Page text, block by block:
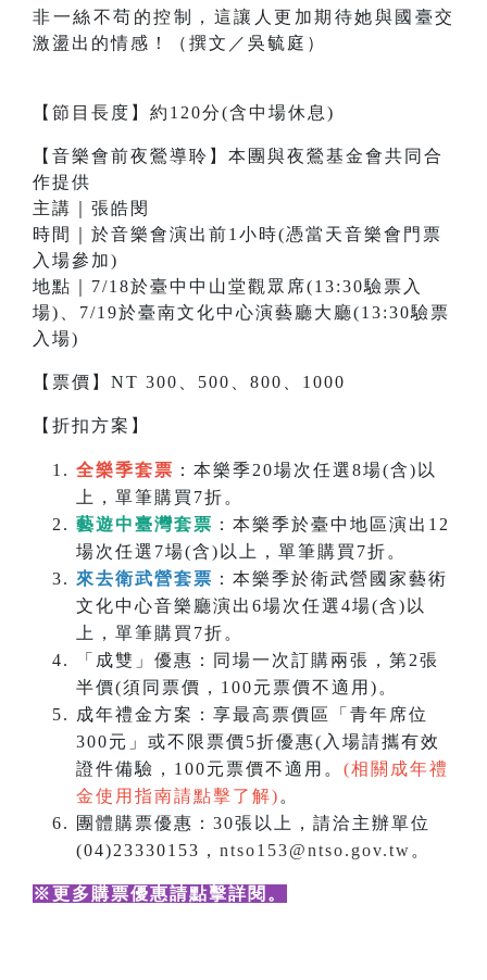
非一絲不苟的控制，這讓人更加期待她與國臺交
激盪出的情感！（撰文／吳毓庭）
【節目長度】約120分(含中場休息)
【音樂會前夜鶯導聆】本團與夜鶯基金會共同合
作提供
主講｜張皓閔
時間｜於音樂會演出前1小時(憑當天音樂會門票
入場參加)
地點｜7/18於臺中中山堂觀眾席(13:30驗票入
場)、7/19於臺南文化中心演藝廳大廳(13:30驗票
入場)
【票價】NT 300、500、800、1000
【折扣方案】
全樂季套票 ：本樂季20場次任選8場(含)以
上，單筆購買7折。
藝遊中臺灣套票 ：本樂季於臺中地區演出12
場次任選7場(含)以上，單筆購買7折。
來去衛武營套票 ：本樂季於衛武營國家藝術
文化中心音樂廳演出6場次任選4場(含)以
上，單筆購買7折。
「成雙」優惠：同場一次訂購兩張，第2張
半價(須同票價，100元票價不適用)。
成年禮金方案：享最高票價區「青年席位
300元」或不限票價5折優惠(入場請攜有效
證件備驗，100元票價不適用。 (相關成年禮
金使用指南請點擊了解) 。
團體購票優惠：30張以上，請洽主辦單位
(04)23330153， ntso153@ntso.gov.tw 。
※更多購票優惠請點擊詳閱 。